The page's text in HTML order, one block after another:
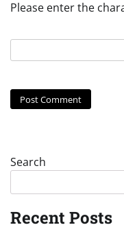
Please enter the
Search
Recent Posts